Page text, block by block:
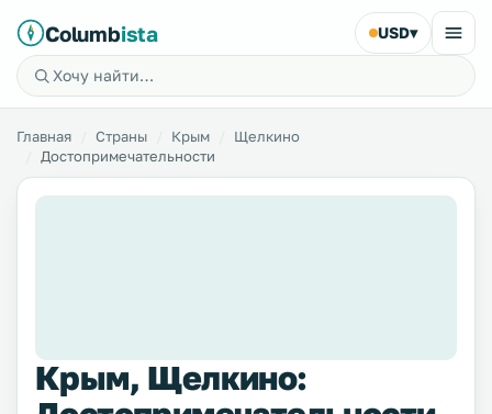
Columbista USD▾
Главная Страны Крым
Щелкино
Достопримечательности
Крым, Щелкино: